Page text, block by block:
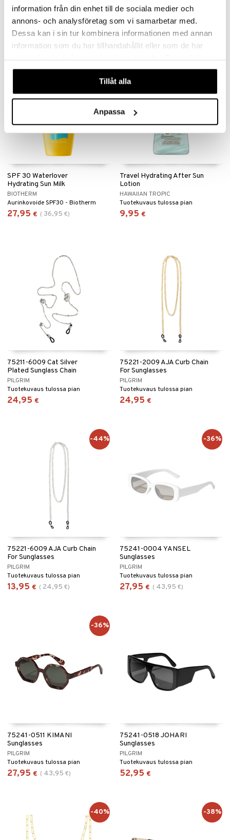
information från din enhet till de sociala medier och
annons- och analysföretag som vi samarbetar med.
Dessa kan i sin tur kombinera informationen med annan
information som du har tillhandahållit eller som de har
våra cookies vid fortsatt användande av vår webbplats.
Tillåt alla
Anpassa
PIZ BUIN
17,95
NUXE
27,95
SPF 30 Waterlover
Hydrating Sun Milk
BIOTHERM
Aurinkovoide SPF30 - Biotherm
27,95 € ( 36,95 €)
Travel Hydrating After Sun
Lotion
HAWAIIAN TROPIC
Tuotekuvaus tulossa pian
9,95 €
lahja!
75211-6009 Cat Silver
Plated Sunglass Chain
PILGRIM
Tuotekuvaus tulossa pian
24,95 €
75221-2009 AJA Curb Chain
For Sunglasses
PILGRIM
Tuotekuvaus tulossa pian
24,95 €
75221-6009 AJA Curb Chain
For Sunglasses
PILGRIM
Tuotekuvaus tulossa pian
13,95 € ( 24,95 €)
-44%
75241-0004 YANSEL
Sunglasses
PILGRIM
Tuotekuvaus tulossa pian
27,95 € ( 43,95 €)
-36%
75241-0511 KIMANI
Sunglasses
PILGRIM
Tuotekuvaus tulossa pian
27,95 € ( 43,95 €)
-36%
75241-0518 JOHARI
Sunglasses
PILGRIM
Tuotekuvaus tulossa pian
52,95 €
-40% -38%